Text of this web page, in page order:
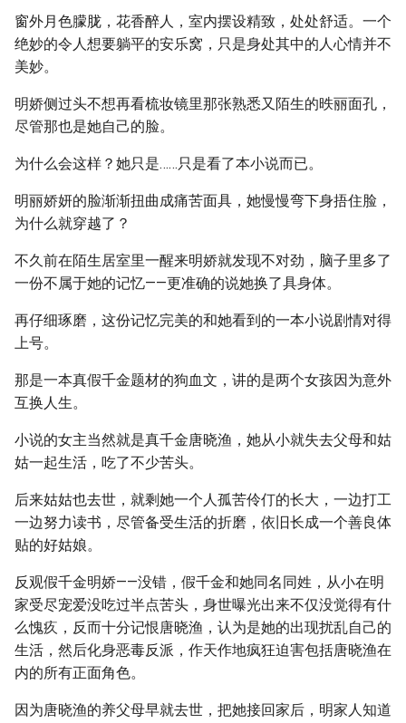
窗外月色朦胧，花香醉人，室内摆设精致，处处舒适。一个
绝妙的令人想要躺平的安乐窝，只是身处其中的人心情并不
美妙。
明娇侧过头不想再看梳妆镜里那张熟悉又陌生的昳丽面孔，
尽管那也是她自己的脸。
为什么会这样？她只是……只是看了本小说而已。
明丽娇妍的脸渐渐扭曲成痛苦面具，她慢慢弯下身捂住脸，
为什么就穿越了？
不久前在陌生居室里一醒来明娇就发现不对劲，脑子里多了
一份不属于她的记忆——更准确的说她换了具身体。
再仔细琢磨，这份记忆完美的和她看到的一本小说剧情对得
上号。
那是一本真假千金题材的狗血文，讲的是两个女孩因为意外
互换人生。
小说的女主当然就是真千金唐晓渔，她从小就失去父母和姑
姑一起生活，吃了不少苦头。
后来姑姑也去世，就剩她一个人孤苦伶仃的长大，一边打工
一边努力读书，尽管备受生活的折磨，依旧长成一个善良体
贴的好姑娘。
反观假千金明娇——没错，假千金和她同名同姓，从小在明
家受尽宠爱没吃过半点苦头，身世曝光出来不仅没觉得有什
么愧疚，反而十分记恨唐晓渔，认为是她的出现扰乱自己的
生活，然后化身恶毒反派，作天作地疯狂迫害包括唐晓渔在
内的所有正面角色。
因为唐晓渔的养父母早就去世，把她接回家后，明家人知道